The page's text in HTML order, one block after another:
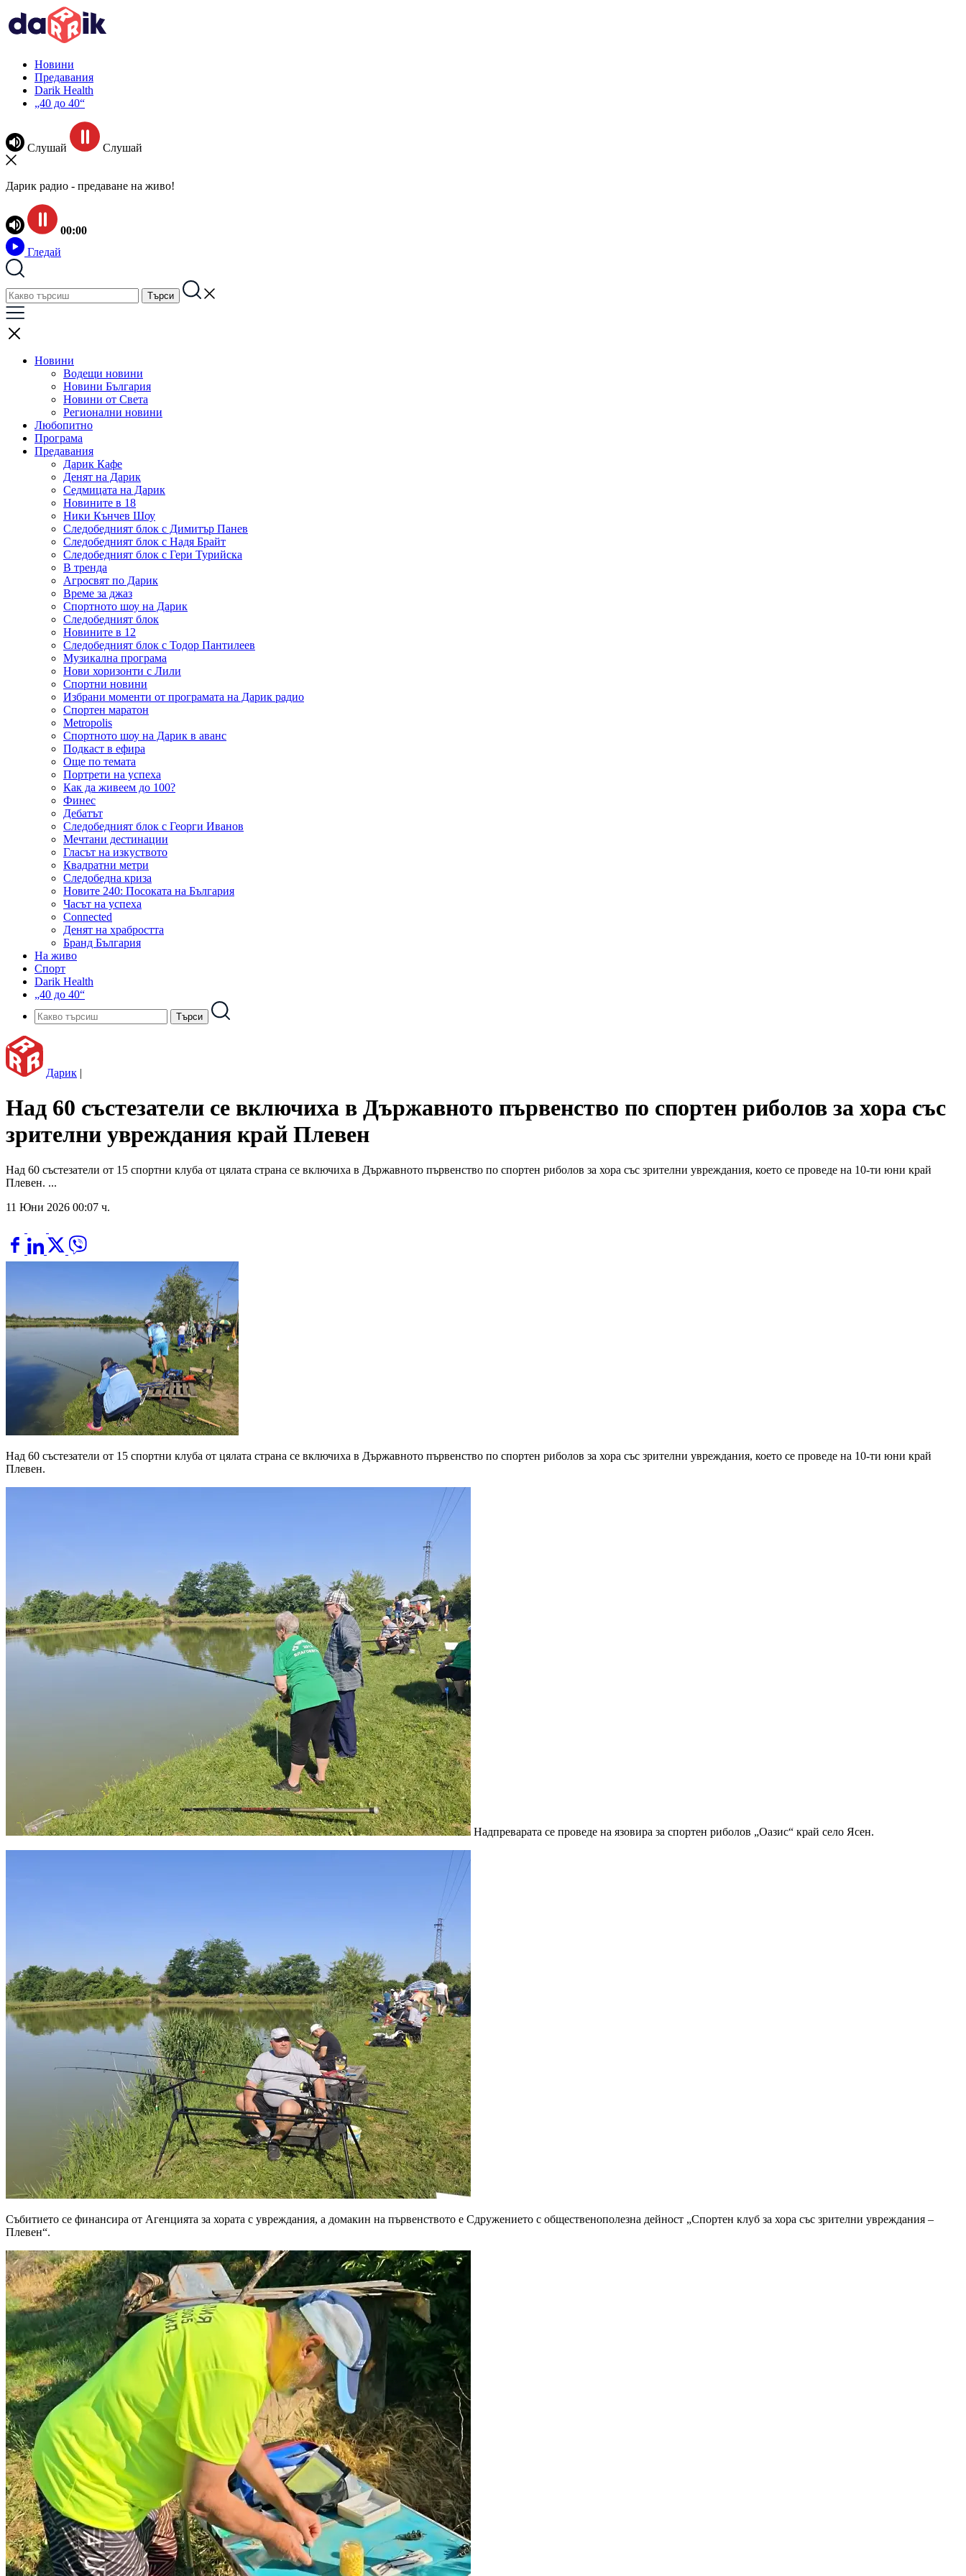
Новини
Предавания
Darik Health
„40 до 40“
Слушай Слушай
Дарик радио - предаване на живо!
00:00
Гледай
Новини
Водещи новини
Новини България
Новини от Света
Регионални новини
Любопитно
Програма
Предавания
Дарик Кафе
Денят на Дарик
Седмицата на Дарик
Новините в 18
Ники Кънчев Шоу
Следобедният блок с Димитър Панев
Следобедният блок с Надя Брайт
Следобедният блок с Гери Турийска
В тренда
Агросвят по Дарик
Време за джаз
Спортното шоу на Дарик
Следобедният блок
Новините в 12
Следобедният блок с Тодор Пантилеев
Музикална програма
Нови хоризонти с Лили
Спортни новини
Избрани моменти от програмата на Дарик радио
Спортен маратон
Metropolis
Спортното шоу на Дарик в аванс
Подкаст в ефира
Още по темата
Портрети на успеха
Как да живеем до 100?
Финес
Дебатът
Следобедният блок с Георги Иванов
Мечтани дестинации
Гласът на изкуството
Квадратни метри
Следобедна криза
Новите 240: Посоката на България
Часът на успеха
Connected
Денят на храбростта
Бранд България
На живо
Спорт
Darik Health
„40 до 40“
Дарик |
Над 60 състезатели се включиха в Държавното първенство по спортен риболов за хора със
зрителни увреждания край Плевен
Над 60 състезатели от 15 спортни клуба от цялата страна се включиха в Държавното първенство по спортен риболов за хора със зрителни увреждания, което се проведе на 10-ти юни край
Плевен. ...
11 Юни 2026 00:07 ч.
Над 60 състезатели от 15 спортни клуба от цялата страна се включиха в Държавното първенство по спортен риболов за хора със зрителни увреждания, което се проведе на 10-ти юни край
Плевен.
Надпреварата се проведе на язовира за спортен риболов „Оазис“ край село Ясен.
Събитието се финансира от Агенцията за хората с увреждания, а домакин на първенството е Сдружението с общественополезна дейност „Спортен клуб за хора със зрителни увреждания –
Плевен“.